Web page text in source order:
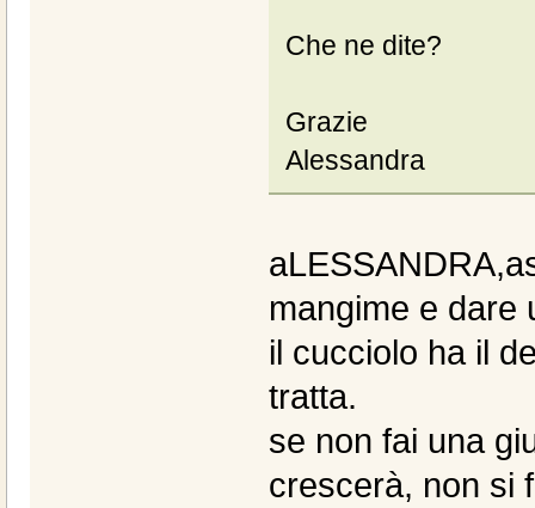
Che ne dite?
Grazie
Alessandra
mangime e dare
il cucciolo ha il
tratta.
se non fai una
crescerà, non si